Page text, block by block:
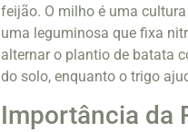
feijão. O milho é uma
uma leguminosa que fixa
alternar o plantio de batata
do solo, enquanto o trigo
Importância da